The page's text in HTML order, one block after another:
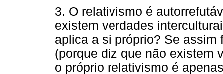
3. O relativismo é
existem verdades
aplica a si próprio? Se assim
(porque diz que não existem
o próprio relativismo é